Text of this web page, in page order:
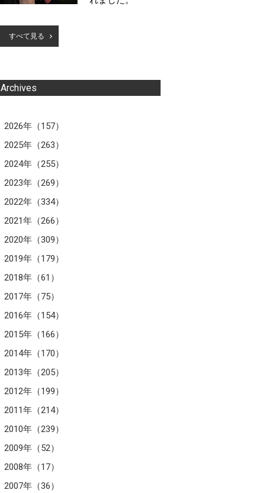
すべて見る
Archives
2026年（157）
2025年（263）
2024年（255）
2023年（269）
2022年（334）
2021年（266）
2020年（309）
2019年（179）
2018年（61）
2017年（75）
2016年（154）
2015年（166）
2014年（170）
2013年（205）
2012年（199）
2011年（214）
2010年（239）
2009年（52）
2008年（17）
2007年（36）